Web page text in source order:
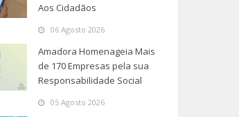
Aos Cidadãos
06 Agosto 2026
Amadora Homenageia Mais
de 170 Empresas pela sua
Responsabilidade Social
05 Agosto 2026